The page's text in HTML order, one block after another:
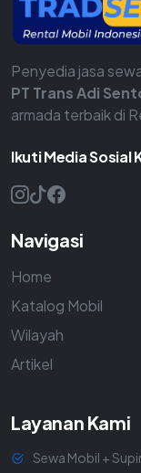
Penyedia jasa
PT Trans Adi
armada terbaik di
Ikuti Media Sosial
Navigasi
Home
Katalog Mobil
Wilayah
Artikel
Layanan Kami
Sewa Mobil +